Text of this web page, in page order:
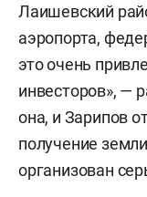
Лаишевский
аэропорта,
это очень
инвесторов», —
она, и Зарипов
получение
организован